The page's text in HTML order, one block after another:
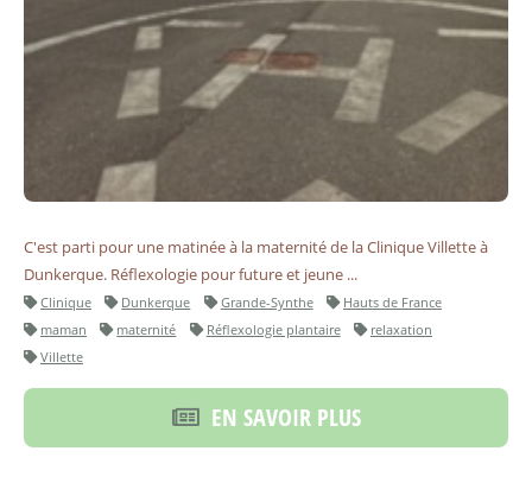
C'est parti pour une matinée à la maternité de la Clinique Villette à
Dunkerque. Réflexologie pour future et jeune ...
Clinique Dunkerque Grande-Synthe
Hauts de France
maman
maternité Réflexologie plantaire
relaxation
Villette
EN SAVOIR PLUS